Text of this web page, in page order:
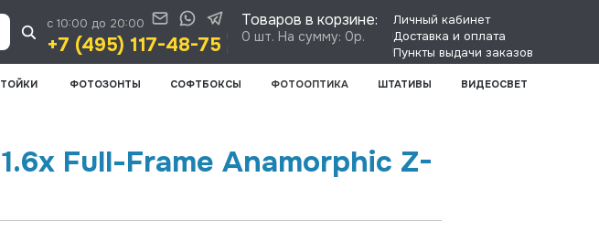
Личный кабинет
Доставка и оплата
Пункты выдачи заказов
Товаров в корзине:
0 шт. На сумму: 0р.
с 10:00 до 20:00
+7 (495) 117-48-75
ФОТОЗОНТЫ СОФТБОКСЫ ФОТООПТИКА ШТАТИВЫ ВИДЕОСВЕТ
Full-Frame Anamorphic Z-